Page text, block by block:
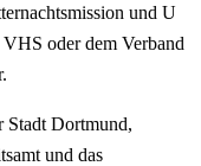
und U
oder dem Verband
Stadt Dortmund,
und das